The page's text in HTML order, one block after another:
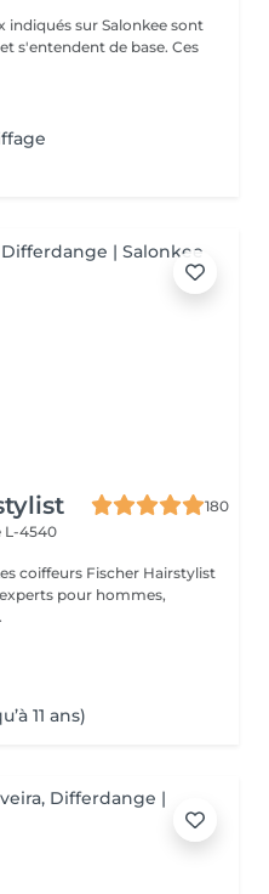
indiqués sur Salonkee sont
s'entendent de base. Ces
180
L-4540
pour hommes,
11 ans)